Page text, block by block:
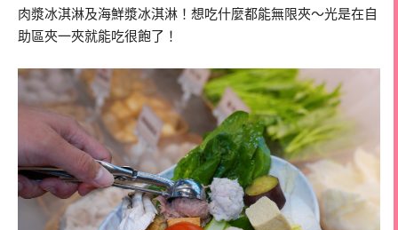
肉漿冰淇淋及海鮮漿冰淇淋！想吃什麼都能無限夾～光是在自
助區夾一夾就能吃很飽了！